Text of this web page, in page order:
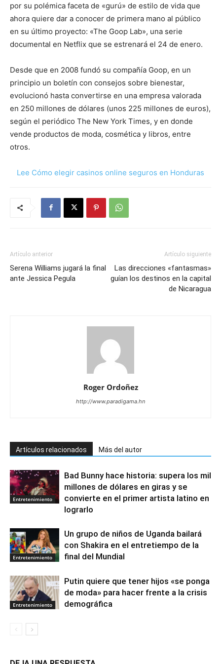
por su polémica faceta de «gurú» de estilo de vida que
ahora quiere dar a conocer de primera mano al público
en su último proyecto: «The Goop Lab», una serie
documental en Netflix que se estrenará el 24 de enero.
Desde que en 2008 fundó su compañía Goop, en un
principio un boletín con consejos sobre bienestar,
evolucionó hasta convertirse en una empresa valorada
en 250 millones de dólares (unos 225 millones de euros),
según el periódico The New York Times, y en donde
vende productos de moda, cosmética y libros, entre
otros.
Lee Cómo elegir casinos online seguros en Honduras
Artículo anterior
Serena Williams jugará la final
ante Jessica Pegula
Artículo siguiente
Las direcciones «fantasmas»
guían los destinos en la capital
de Nicaragua
Roger Ordoñez
http://www.paradigama.hn
Artículos relacionados Más del autor
Entretenimiento
Bad Bunny hace historia: supera los mil
millones de dólares en giras y se
convierte en el primer artista latino en
lograrlo
Entretenimiento
Un grupo de niños de Uganda bailará
con Shakira en el entretiempo de la
final del Mundial
Entretenimiento
Putin quiere que tener hijos «se ponga
de moda» para hacer frente a la crisis
demográfica